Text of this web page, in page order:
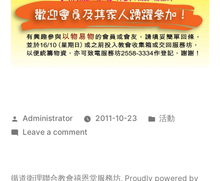
Posted
by
Administrator 2011-10-23
Posted
活動
Leave a commenton
服
循道衛理聯合教會禧恩堂服務坊, Proudly powered by